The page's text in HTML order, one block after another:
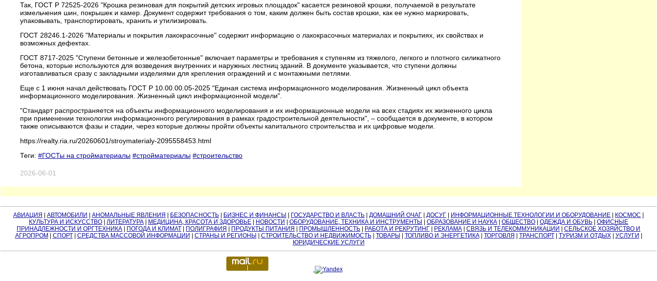
Так, ГОСТ Р 72525-2026 "Крошка резиновая для покрытий детских игровых площадок" касается резиновой крошки, получаемой в результате
измельчения шин, покрышек и камер. Документ содержит требования о том, каким должен быть состав крошки, как ее нужно маркировать,
упаковывать, транспортировать, хранить и утилизировать.
ГОСТ 28246.1-2026 "Материалы и покрытия лакокрасочные" содержит информацию о лакокрасочных материалах и покрытиях, их свойствах и
возможных дефектах.
ГОСТ 8717-2025 "Ступени бетонные и железобетонные" включает параметры и требования к ступеням из тяжелого, легкого и плотного силикатного
бетона, которые используются для возведения внутренних и наружных лестниц зданий. В документе указывается, что ступени должны
изготавливаться сразу с закладными изделиями для крепления ограждений и с монтажными петлями.
Еще с 1 июня начал действовать ГОСТ Р 10.00.00.05-2025 "Единая система информационного моделирования. Жизненный цикл объекта
информационного моделирования. Жизненный цикл информационной модели".
"Стандарт распространяется на объекты информационного моделирования и их информационные модели на всех стадиях их жизненного цикла
при применении технологии информационного регулирования в рамках градостроительной деятельности", – сообщается в документе, в котором
также описываются фазы и стадии, через которые должны пройти объекты капитального строительства и их цифровые модели.
https://realty.ria.ru/20260601/stroymaterialy-2095558453.html
Теги: #ГОСТы на стройматериалы #стройматериалы #строительство
2026-06-01
АВИАЦИЯ | АВТОМОБИЛИ | АНОМАЛЬНЫЕ ЯВЛЕНИЯ | БЕЗОПАСНОСТЬ | БИЗНЕС И ФИНАНСЫ | ГОСУДАРСТВО И ВЛАСТЬ | ДОМАШНИЙ ОЧАГ | ДОСУГ | ИНФОРМАЦИОННЫЕ ТЕХНОЛОГИИ И ОБОРУДОВАНИЕ | КОСМОС |
КУЛЬТУРА И ИСКУССТВО | ЛИТЕРАТУРА | МЕДИЦИНА, КРАСОТА И ЗДОРОВЬЕ | НОВОСТИ | ОБОРУДОВАНИЕ, ТЕХНИКА И ИНСТРУМЕНТЫ | ОБРАЗОВАНИЕ И НАУКА | ОБЩЕСТВО | ОДЕЖДА И ОБУВЬ | ОФИСНЫЕ
ПРИНАДЛЕЖНОСТИ И ОРГТЕХНИКА | ПОГОДА И КЛИМАТ | ПОЛИГРАФИЯ | ПРОДУКТЫ ПИТАНИЯ | ПРОМЫШЛЕННОСТЬ | РАБОТА И РЕКРУТИНГ | РЕКЛАМА | СВЯЗЬ И ТЕЛЕКОММУНИКАЦИИ | СЕЛЬСКОЕ ХОЗЯЙСТВО И
АГРОПРОМ | СПОРТ| СРЕДСТВА МАССОВОЙ ИНФОРМАЦИИ | СТРАНЫ И РЕГИОНЫ | СТРОИТЕЛЬСТВО И НЕДВИЖИМОСТЬ| ТОВАРЫ | ТОПЛИВО И ЭНЕРГЕТИКА| ТОРГОВЛЯ | ТРАНСПОРТ| ТУРИЗМ И ОТДЫХ| УСЛУГИ |
ЮРИДИЧЕСКИЕ УСЛУГИ